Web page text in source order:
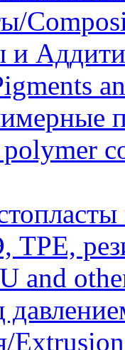
polymer
TPE,
and
Extrusion